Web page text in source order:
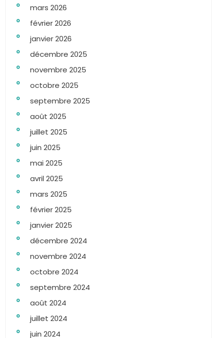
mars 2026
février 2026
janvier 2026
décembre 2025
novembre 2025
octobre 2025
septembre 2025
août 2025
juillet 2025
juin 2025
mai 2025
avril 2025
mars 2025
février 2025
janvier 2025
décembre 2024
novembre 2024
octobre 2024
septembre 2024
août 2024
juillet 2024
juin 2024